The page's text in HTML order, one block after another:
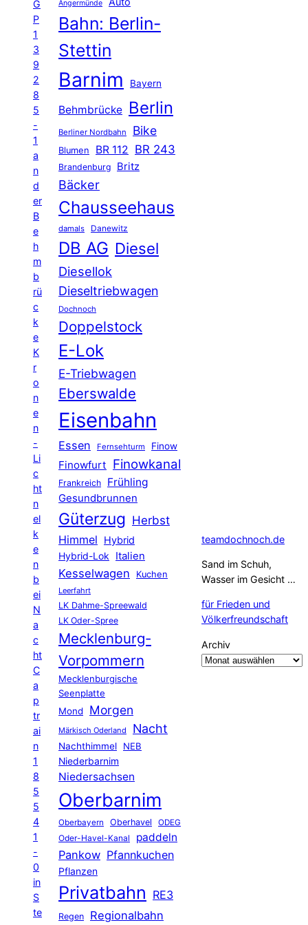
G
P
1
3
9
2
8
5
-
1
a
n
d
er
B
e
h
m
b
rü
c
k
e
K
r
o
n
e
n
-
Li
c
ht
n
el
k
e
n
b
ei
N
a
c
ht
C
a
p
tr
ai
n
1
8
5
5
4
1
-
0
in
S
te
Angermünde
Bahn: Berlin-
Stettin
Barnim Bayern
Behmbrücke Berlin
Berliner Nordbahn Bike
Blumen BR 112 BR 243
Brandenburg Britz
Bäcker
Chausseehaus
damals Danewitz
DB AG Diesel
Diesellok
Dieseltriebwagen
Dochnoch
Doppelstock
E-Lok
E-Triebwagen
Eberswalde
Eisenbahn
Essen Fernsehturm Finow
Finowfurt Finowkanal
Frankreich Frühling
Gesundbrunnen
Güterzug Herbst
Himmel
Hybrid
Hybrid-Lok Italien
Kesselwagen Kuchen
Leerfahrt
LK Dahme-Spreewald
LK Oder-Spree
Mecklenburg-
Vorpommern
Mecklenburgische
Seenplatte
Mond
Morgen
Märkisch Oderland Nacht
Nachthimmel
NEB
Niederbarnim
Niedersachsen
Oberbarnim
Oberbayern Oberhavel ODEG
Oder-Havel-Kanal paddeln
Pankow Pfannkuchen
Pflanzen
Privatbahn RE3
Regen Regionalbahn
teamdochnoch.de
Sand im Schuh,
Wasser im Gesicht …
für Frieden und
Völkerfreundschaft
Archiv